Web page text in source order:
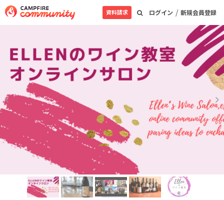
ログイン / 新規会員登録
資料請求